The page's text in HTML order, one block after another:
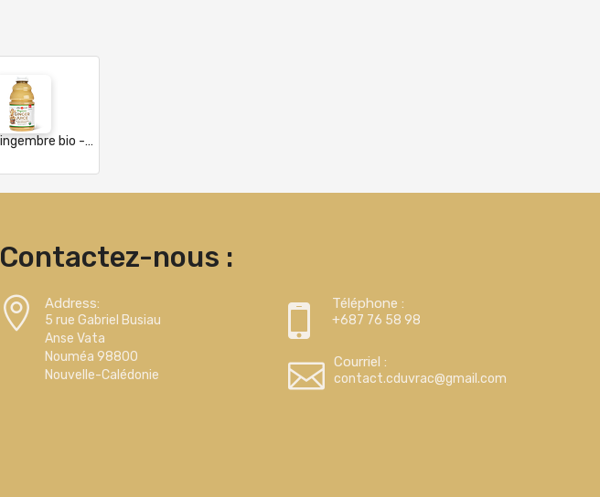
Jus de Gingembre bio - 946ml - USA
Contactez-nous :
Address:
5 rue Gabriel Busiau
Anse Vata
Nouméa 98800
Nouvelle-Calédonie
Téléphone :
+687 76 58 98
Courriel :
contact.cduvrac@gmail.com